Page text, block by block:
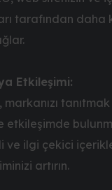
tarafından daha
Etkileşimi:
etkileşimde
ve ilgi çekici
artırın.